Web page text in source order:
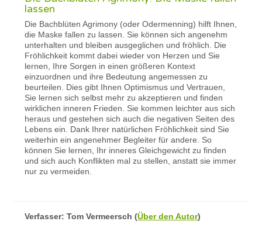
lassen
Die Bachblüten Agrimony (oder Odermenning) hilft Ihnen,
die Maske fallen zu lassen. Sie können sich angenehm
unterhalten und bleiben ausgeglichen und fröhlich. Die
Fröhlichkeit kommt dabei wieder von Herzen und Sie
lernen, Ihre Sorgen in einen größeren Kontext
einzuordnen und ihre Bedeutung angemessen zu
beurteilen. Dies gibt Ihnen Optimismus und Vertrauen,
Sie lernen sich selbst mehr zu akzeptieren und finden
wirklichen inneren Frieden. Sie kommen leichter aus sich
heraus und gestehen sich auch die negativen Seiten des
Lebens ein. Dank Ihrer natürlichen Fröhlichkeit sind Sie
weiterhin ein angenehmer Begleiter für andere. So
können Sie lernen, Ihr inneres Gleichgewicht zu finden
und sich auch Konflikten mal zu stellen, anstatt sie immer
nur zu vermeiden.
Verfasser:Tom Vermeersch (Über den Autor)